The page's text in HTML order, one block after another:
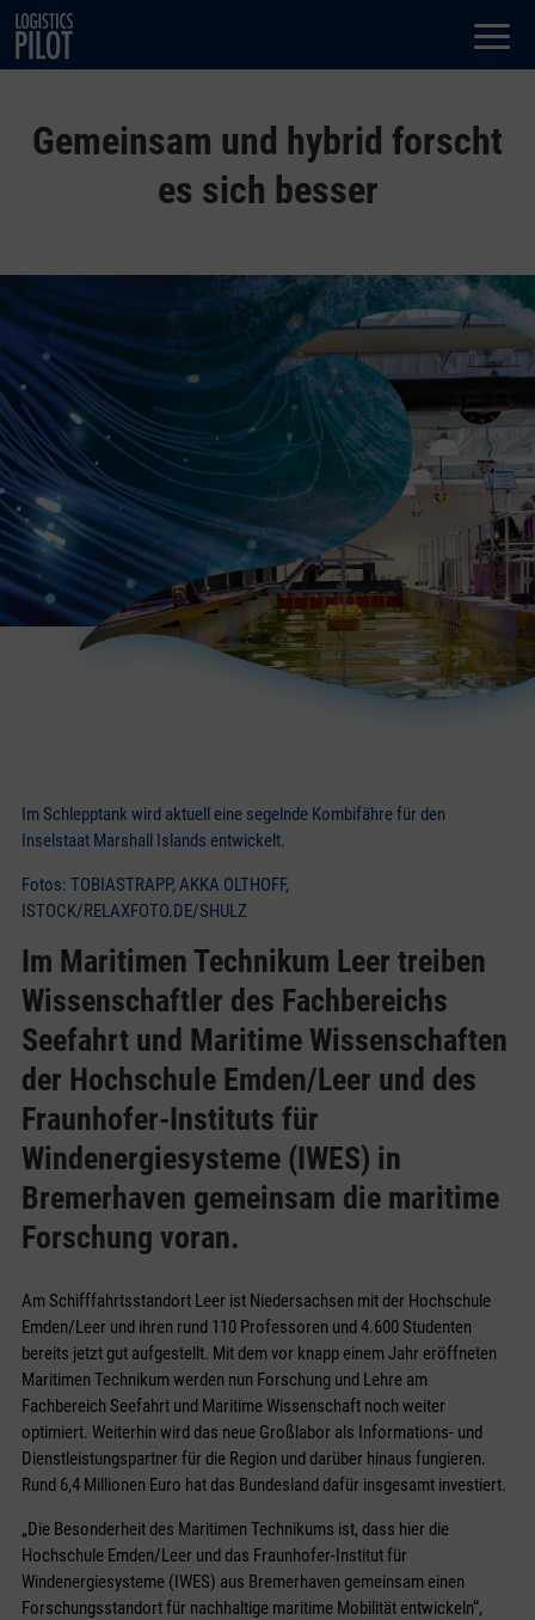
Dialog
window
Gemeinsam und hybrid forscht
es sich besser
Im Maritimen Technikum Leer treiben
Wissenschaftler des Fachbereichs
Seefahrt und Maritime Wissenschaften
der Hochschule Emden/Leer und des
Fraunhofer-Instituts für
Windenergiesysteme (IWES) in
Bremerhaven gemeinsam die maritime
Forschung voran.
Im Schlepptank wird aktuell eine segelnde Kombifähre für den
Inselstaat Marshall Islands entwickelt.
Fotos: TOBIASTRAPP, AKKA OLTHOFF,
ISTOCK/RELAXFOTO.DE/SHULZ
Am Schifffahrtsstandort Leer ist Niedersachsen mit der Hochschule
Emden/Leer und ihren rund 110 Professoren und 4.600 Studenten
bereits jetzt gut aufgestellt. Mit dem vor knapp einem Jahr eröffneten
Maritimen Technikum werden nun Forschung und Lehre am
Fachbereich Seefahrt und Maritime Wissenschaft noch weiter
optimiert. Weiterhin wird das neue Großlabor als Informations- und
Dienstleistungspartner für die Region und darüber hinaus fungieren.
Rund 6,4 Millionen Euro hat das Bundesland dafür insgesamt investiert.
„Die Besonderheit des Maritimen Technikums ist, dass hier die
Hochschule Emden/Leer und das Fraunhofer-Institut für
Windenergiesysteme (IWES) aus Bremerhaven gemeinsam einen
Forschungsstandort für nachhaltige maritime Mobilität entwickeln“,